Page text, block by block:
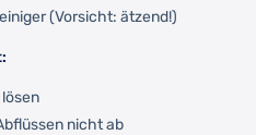
(Vorsicht: ätzend!)
nicht ab